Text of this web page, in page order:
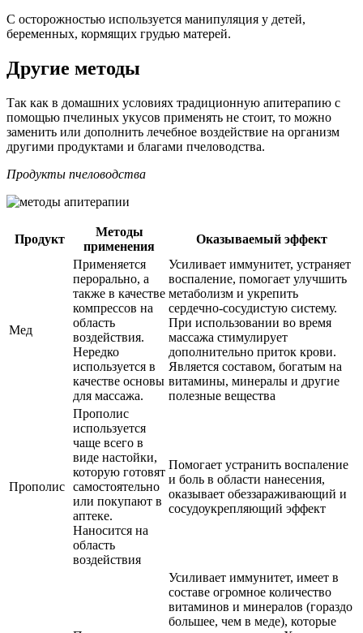
С осторожностью используется манипуляция у детей,
беременных, кормящих грудью матерей.
Другие методы
Так как в домашних условиях традиционную апитерапию с
помощью пчелиных укусов применять не стоит, то можно
заменить или дополнить лечебное воздействие на организм
другими продуктами и благами пчеловодства.
Продукты пчеловодства
Продукт
Методы
применения
Оказываемый эффект
Мед
Применяется
перорально, а
также в качестве
компрессов на
область
воздействия.
Нередко
используется в
качестве основы
для массажа.
Усиливает иммунитет, устраняет
воспаление, помогает улучшить
метаболизм и укрепить
сердечно-сосудистую систему.
При использовании во время
массажа стимулирует
дополнительно приток крови.
Является составом, богатым на
витамины, минералы и другие
полезные вещества
Прополис
Прополис
используется
чаще всего в
виде настойки,
которую готовят
самостоятельно
или покупают в
аптеке.
Наносится на
область
воздействия
Помогает устранить воспаление
и боль в области нанесения,
оказывает обеззараживающий и
сосудоукрепляющий эффект
Усиливает иммунитет, имеет в
составе огромное количество
витаминов и минералов (гораздо
большее, чем в меде), которые